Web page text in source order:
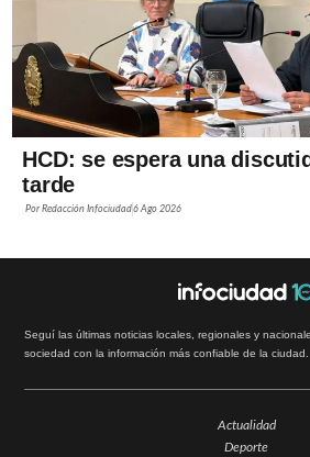
HCD: se espera una
tarde
PorRedacción Infociudad6 Ago 2026
Seguí las últimas noticias locales, regionales y
sociedad con la información más confiable de la ciudad.
Actualidad
Deporte